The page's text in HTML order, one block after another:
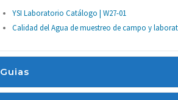
pruebas
Sí
tampón
certificaciones cETLus, CE
YSI Laboratorio Catálogo | W27-01
Calidad del Agua de muestreo de campo y
Guias